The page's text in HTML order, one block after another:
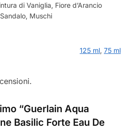
di Vaniglia, Fiore d’Arancio
Muschi
125 ml, 75 ml
“Guerlain Aqua
Basilic Forte Eau De